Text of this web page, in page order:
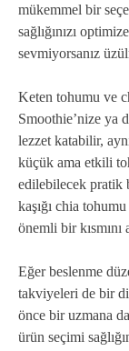
mükemmel bir
sağlığınızı
sevmiyorsanız
Keten tohumu ve
Smoothie’nize ya
lezzet katabilir,
küçük ama etkili
edilebilecek pratik
kaşığı chia
önemli bir
Eğer beslenme
takviyeleri de bir
önce bir uzmana
ürün seçimi